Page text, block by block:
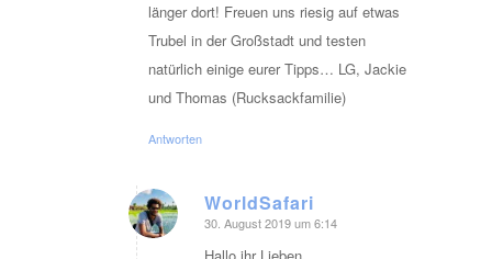
länger dort! Freuen uns riesig auf etwas
Trubel in der Großstadt und testen
natürlich einige eurer Tipps… LG, Jackie
und Thomas (Rucksackfamilie)
Antworten
WorldSafari
sagte:
30. August 2019 um 6:14